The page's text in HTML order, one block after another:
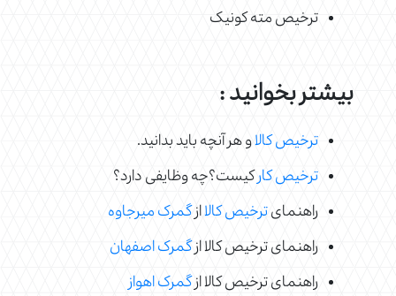
ترخیص مته کونیک
بیشتر بخوانید :
ترخیص کالاو هر آنچه باید بدانید.
ترخیص کارکیست؟چه وظایفی دارد؟
راهنمایترخیص کالاازگمرک میرجاوه
راهنمای ترخیص کالا ازگمرک اصفهان
راهنمای ترخیص کالا ازگمرک اهواز